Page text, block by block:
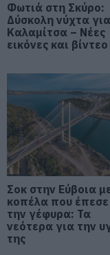
Νέο σοβαρό
Τούμπαρε
06.08.2026 | 20:00
Έσπασαν πιάτα
Αταμάν – Βίντεο
06.08.2026 | 19:40
Φωτιά στη Σκύρο:
καίει στο Νησί,
μαρτυρία – Νέες
βίντεο
06.08.2026 | 19:40
Ξεκινάει
Φωτιά στη Σκύρο:
Δύσκολη νύχτα
Καλαμίτσα – Νέες
εικόνες και βίντεο
Σοκ στην Εύβοια
κοπέλα που
την γέφυρα: Τα
νεότερα για την
της